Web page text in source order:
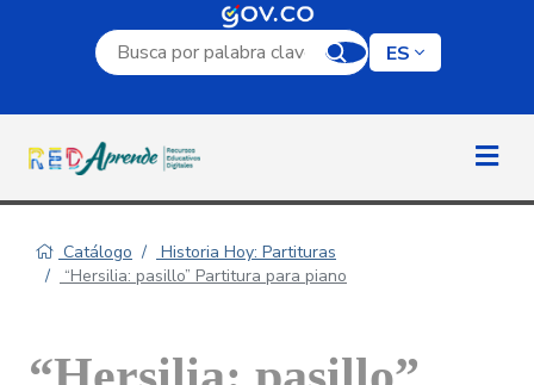
Campo de búsqueda por palabra clave
ES
Catálogo
Historia Hoy: Partituras
“Hersilia: pasillo” Partitura para piano